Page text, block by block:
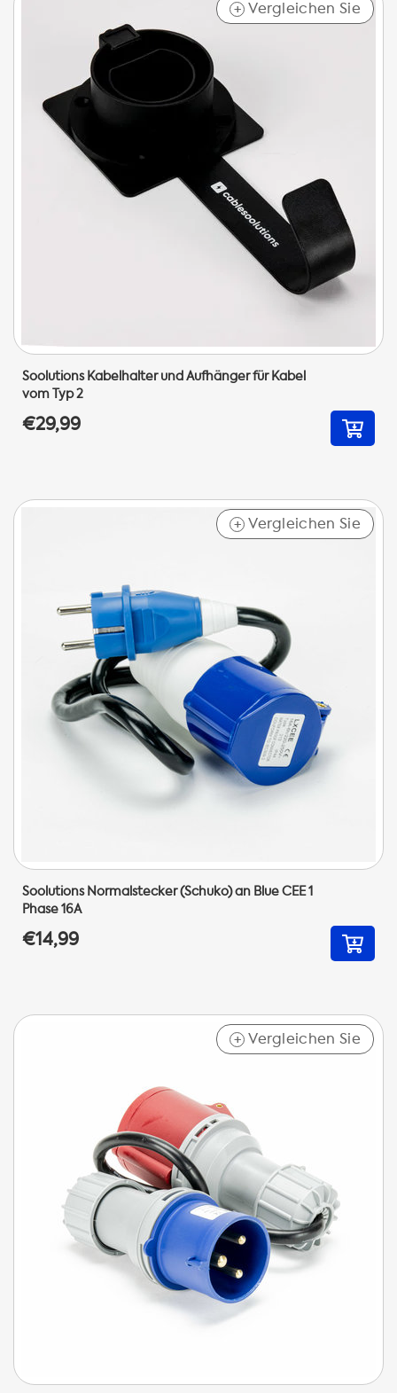
+ Vergleichen Sie
Soolutions Kabelhalter und Aufhänger für Kabel
vom Typ 2
€29,99
+ Vergleichen Sie
Soolutions Normalstecker (Schuko) an Blue CEE 1
Phase 16A
€14,99
+ Vergleichen Sie